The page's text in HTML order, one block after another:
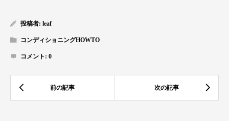
投稿者: leaf
コンディショニングHOWTO
コメント: 0